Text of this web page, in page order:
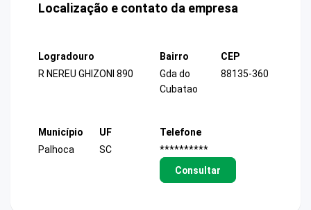
Localização e contato da empresa
Logradouro
R NEREU GHIZONI 890
Bairro
Gda do
Cubatao
CEP
88135-360
Município
Palhoca
UF
SC
Telefone
**********
Consultar